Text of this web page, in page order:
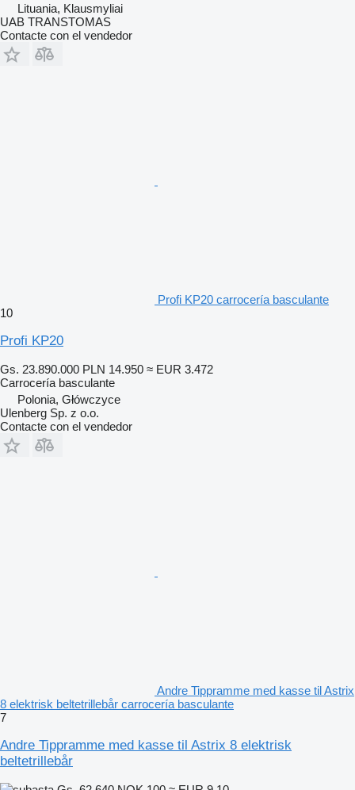
Lituania, Klausmyliai
UAB TRANSTOMAS
Contacte con el vendedor
Profi KP20 carrocería basculante
10
Profi KP20
Gs. 23.890.000 PLN 14.950 ≈ EUR 3.472
Carrocería basculante
Polonia, Główczyce
Ulenberg Sp. z o.o.
Contacte con el vendedor
Andre Tippramme med kasse til Astrix
8 elektrisk beltetrillebår carrocería basculante
7
Andre Tippramme med kasse til Astrix 8 elektrisk
beltetrillebår